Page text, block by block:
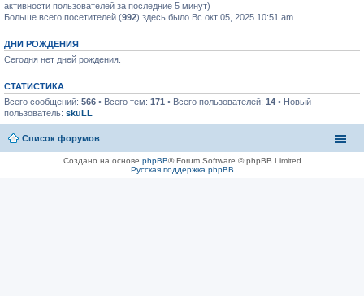
активности пользователей за последние 5 минут)
Больше всего посетителей (992) здесь было Вс окт 05, 2025 10:51 am
ДНИ РОЖДЕНИЯ
Сегодня нет дней рождения.
СТАТИСТИКА
Всего сообщений: 566 • Всего тем: 171 • Всего пользователей: 14 • Новый
пользователь: skuLL
Список форумов
Создано на основе phpBB® Forum Software © phpBB Limited
Русская поддержка phpBB